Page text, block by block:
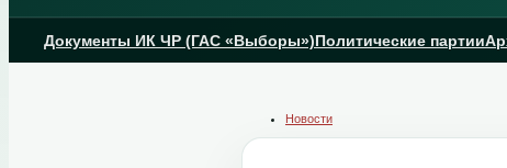
Документы ИК ЧР (ГАС «Выборы»)Политические партии
Новости